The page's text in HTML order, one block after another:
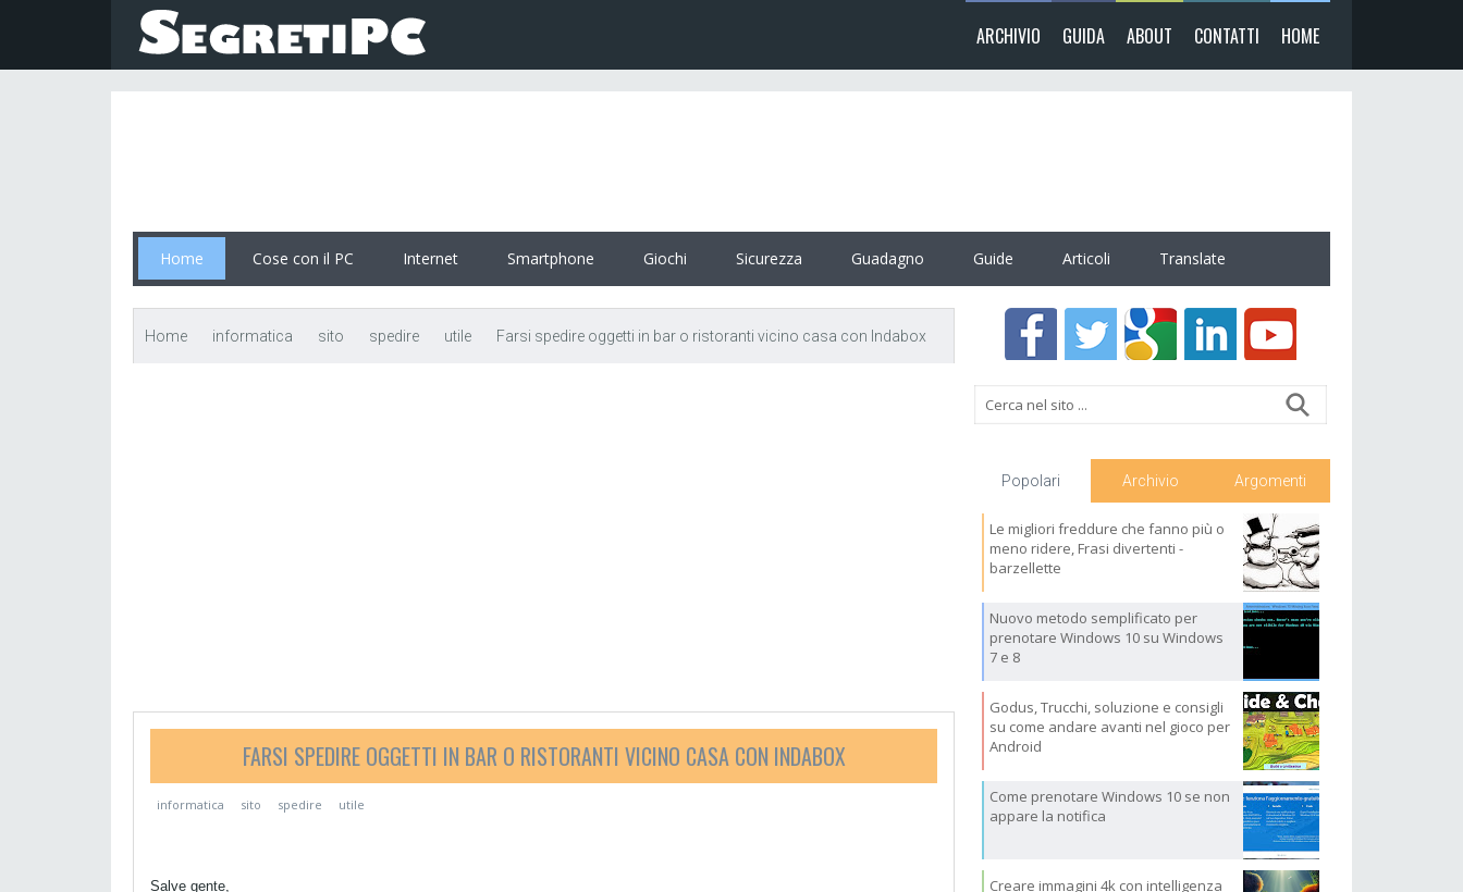
ARCHIVIO GUIDA ABOUT CONTATTI HOME
Home Cose con il PC Internet Smartphone Giochi Sicurezza Guadagno Guide Articoli Translate
Home informatica sito spedire utile Farsi spedire oggetti in bar o ristoranti vicino casa con Indabox
FARSI SPEDIRE OGGETTI IN BAR O RISTORANTI VICINO CASA CON INDABOX
informatica sito spedire utile
Salve gente,
Popolari Archivio Argomenti
Le migliori freddure che fanno più o
meno ridere, Frasi divertenti -
barzellette
Nuovo metodo semplificato per
prenotare Windows 10 su Windows
7 e 8
Godus, Trucchi, soluzione e consigli
su come andare avanti nel gioco per
Android
Come prenotare Windows 10 se non
appare la notifica
Creare immagini 4k con intelligenza